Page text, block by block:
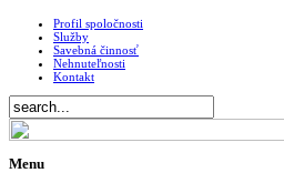
Profil spoločnosti
Služby
Savebná činnosť
Nehnuteľnosti
Kontakt
Menu